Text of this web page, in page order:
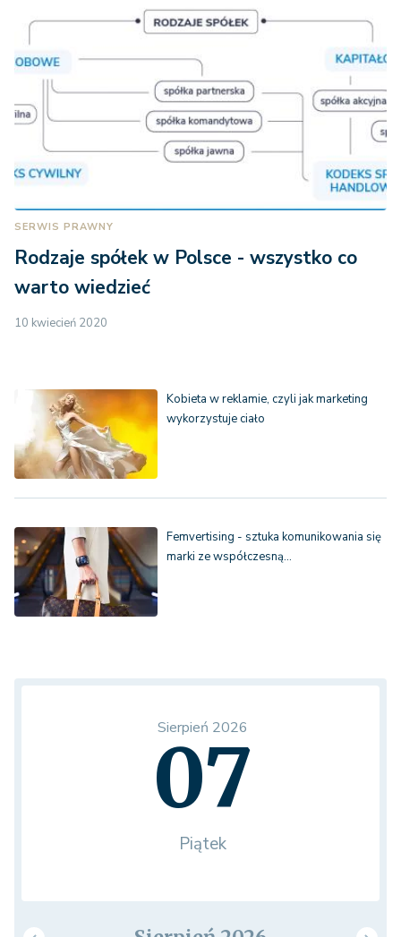
SERWIS PRAWNY
Rodzaje spółek w Polsce - wszystko co
warto wiedzieć
10 kwiecień 2020
Kobieta w reklamie, czyli jak marketing
wykorzystuje ciało
Femvertising - sztuka komunikowania się
marki ze współczesną…
Sierpień 2026
07
Piątek